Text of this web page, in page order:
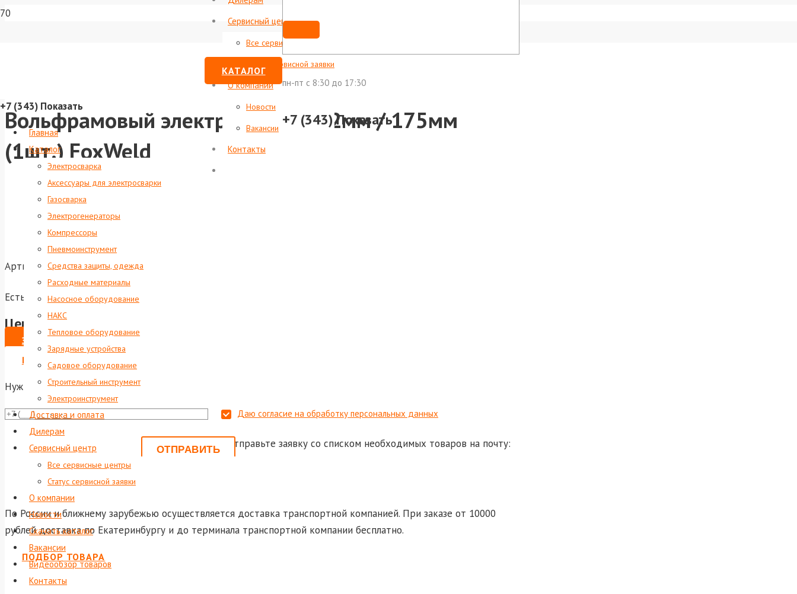
Сервисный центр
Все сервисные центры
Статус сервисной заявки
О компании
Новости
Вакансии
Контакты
КАТАЛОГ
пн-пт c 8:30 до 17:30
+7 (343)Показать
+7 (343) Показать
Главная
Каталог
Электросварка
Аксессуары для электросварки
Газосварка
Электрогенераторы
Компрессоры
Пневмоинструмент
Средства защиты, одежда
Расходные материалы
Насосное оборудование
НАКС
Тепловое оборудование
Зарядные устройства
Садовое оборудование
Строительный инструмент
Электроинструмент
Доставка и оплата
Дилерам
Сервисный центр
Все сервисные центры
Статус сервисной заявки
О компании
Новости
Скачать каталог
Вакансии
Видеообзор товаров
Контакты
Вольфрамовый электрод WZ-8 3,2мм / 175мм
(1шт.) FoxWeld
Артикул: foxweld-1778
Есть в наличии
Цена по запросу
ЗАКАЗАТЬ
ВЫПИСАТЬ СЧЕТ НА ЮР. ЛИЦО
Нужна консультация?
Даю согласие на обработку персональных данных
Или отправьте заявку со списком необходимых товаров на почту:
shop@foxweld-ural.ru
По России и ближнему зарубежью осуществляется доставка транспортной компанией. При заказе от 10000
рублей доставка по Екатеринбургу и до терминала транспортной компании бесплатно.
ПОДБОР ТОВАРА